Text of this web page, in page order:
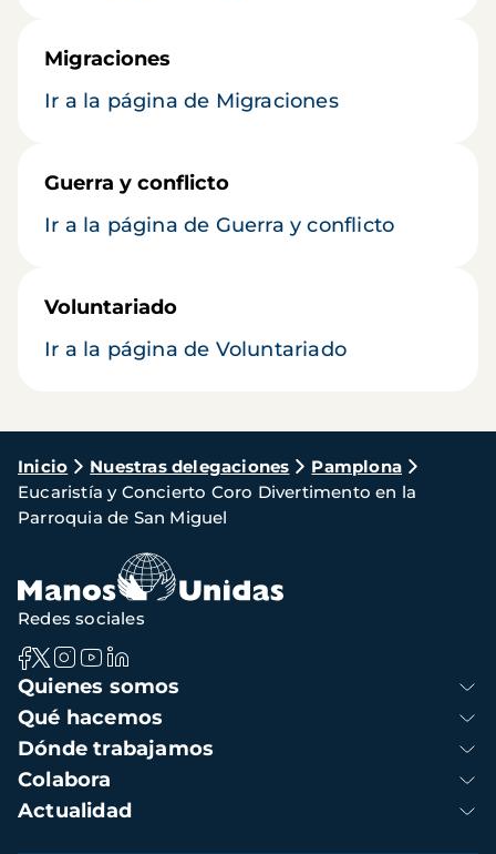
Migraciones
Ir a la página de Migraciones
Guerra y conflicto
Ir a la página de Guerra y conflicto
Voluntariado
Ir a la página de Voluntariado
Ruta
de
navegación
Inicio Nuestras delegaciones
Pamplona
Eucaristía y Concierto Coro Divertimento en la
Parroquia de San Miguel
Navegación
principal
Quienes somos
Qué hacemos
Dónde trabajamos
Colabora
Actualidad
Redes sociales